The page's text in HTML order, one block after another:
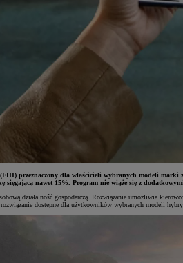
przeznaczony dla właścicieli wybranych modeli
sięgającą nawet 15%. Program nie wiąże się z
działalność gospodarczą. Rozwiązanie umożliwia
dostępne dla użytkowników wybranych modeli